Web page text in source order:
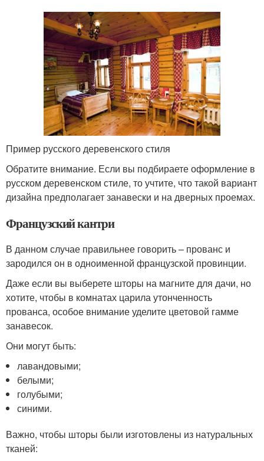
Пример русского деревенского стиля
Обратите внимание. Если вы подбираете оформление в
русском деревенском стиле, то учтите, что такой вариант
дизайна предполагает занавески и на дверных проемах.
Французский кантри
В данном случае правильнее говорить – прованс и
зародился он в одноименной французской провинции.
Даже если вы выберете шторы на магните для дачи, но
хотите, чтобы в комнатах царила утонченность
прованса, особое внимание уделите цветовой гамме
занавесок.
Они могут быть:
лавандовыми;
белыми;
голубыми;
синими.
Важно, чтобы шторы были изготовлены из натуральных
тканей: